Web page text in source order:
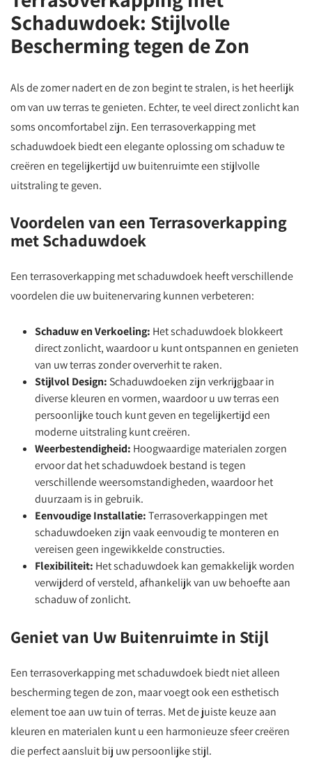
Schaduwdoek: Stijlvolle
Bescherming tegen de Zon
Als de zomer nadert en de zon begint te stralen, is het heerlijk
om van uw terras te genieten. Echter, te veel direct zonlicht kan
soms oncomfortabel zijn. Een terrasoverkapping met
schaduwdoek biedt een elegante oplossing om schaduw te
creëren en tegelijkertijd uw buitenruimte een stijlvolle
uitstraling te geven.
Voordelen van een Terrasoverkapping
met Schaduwdoek
Een terrasoverkapping met schaduwdoek heeft verschillende
voordelen die uw buitenervaring kunnen verbeteren:
Schaduw en Verkoeling: Het schaduwdoek blokkeert
direct zonlicht, waardoor u kunt ontspannen en genieten
van uw terras zonder oververhit te raken.
Stijlvol Design: Schaduwdoeken zijn verkrijgbaar in
diverse kleuren en vormen, waardoor u uw terras een
persoonlijke touch kunt geven en tegelijkertijd een
moderne uitstraling kunt creëren.
Weerbestendigheid: Hoogwaardige materialen zorgen
ervoor dat het schaduwdoek bestand is tegen
verschillende weersomstandigheden, waardoor het
duurzaam is in gebruik.
Eenvoudige Installatie:Terrasoverkappingen met
schaduwdoeken zijn vaak eenvoudig te monteren en
vereisen geen ingewikkelde constructies.
Flexibiliteit: Het schaduwdoek kan gemakkelijk worden
verwijderd of versteld, afhankelijk van uw behoefte aan
schaduw of zonlicht.
Geniet van Uw Buitenruimte in Stijl
Een terrasoverkapping met schaduwdoek biedt niet alleen
bescherming tegen de zon, maar voegt ook een esthetisch
element toe aan uw tuin of terras. Met de juiste keuze aan
kleuren en materialen kunt u een harmonieuze sfeer creëren
die perfect aansluit bij uw persoonlijke stijl.